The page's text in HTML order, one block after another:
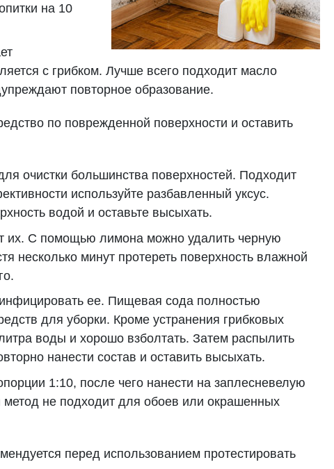
на 10
с грибком. Лучше всего подходит масло
повторное образование.
по поврежденной поверхности и оставить
очистки большинства поверхностей. Подходит
используйте разбавленный уксус.
водой и оставьте высыхать.
их. С помощью лимона можно удалить черную
несколько минут протереть поверхность влажной
ее. Пищевая сода полностью
для уборки. Кроме устранения грибковых
воды и хорошо взболтать. Затем распылить
нанести состав и оставить высыхать.
1:10, после чего нанести на заплесневелую
метод не подходит для обоев или окрашенных
перед использованием протестировать